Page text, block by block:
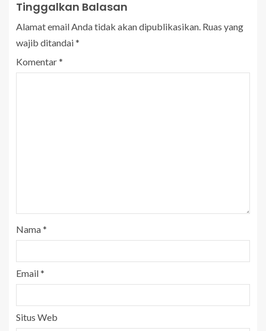
Tinggalkan Balasan
Alamat email Anda tidak akan dipublikasikan. Ruas yang
wajib ditandai*
Komentar*
Nama*
Email*
Situs Web